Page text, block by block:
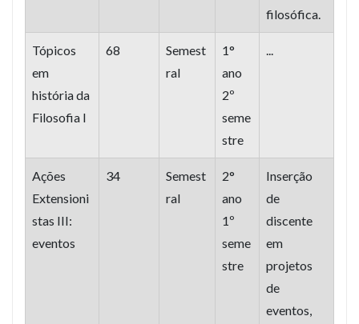
filosófica.
Tópicos
em
história da
Filosofia I
68
Semest
ral
1°
ano
2º
seme
stre
...
Ações
Extensioni
stas III:
eventos
34
Semest
ral
2°
ano
1º
seme
stre
Inserção
de
discente
em
projetos
de
eventos,